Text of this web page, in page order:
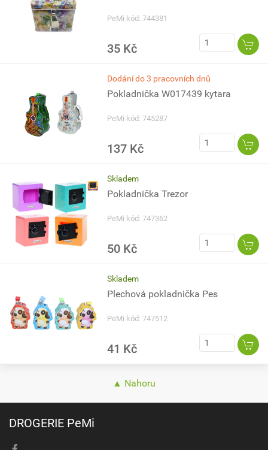
PeMi kód: 744381
35 Kč
Dodání do 3 pracovních dnů
Pokladnička W017439 kytara
PeMi kód: 745287
137 Kč
Skladem
Pokladnička Trezor
PeMi kód: 747362
50 Kč
Skladem
Plechová pokladnička Pes
PeMi kód: 747512
41 Kč
▲ Nahoru
DROGERIE PeMi